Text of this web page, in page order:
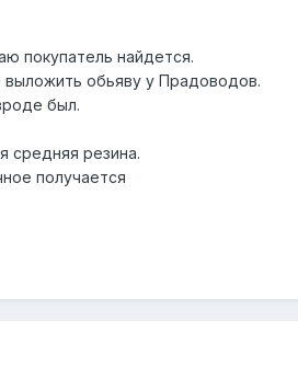
покупатель найдется.
обьяву у Прадоводов.
был.
средняя резина.
получается